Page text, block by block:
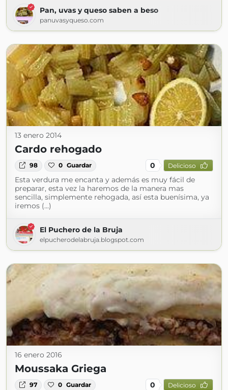
Pan, uvas y queso saben a beso
panuvasyqueso.com
13 enero 2014
Cardo rehogado
98 0 Guardar 0 Delicioso
Esta verdura me encanta y además es muy fácil de
preparar, esta vez la haremos de la manera mas
sencilla, simplemente rehogada, así esta buenísima, ya
iremos (...)
El Puchero de la Bruja
elpucherodelabruja.blogspot.com
16 enero 2016
Moussaka Griega
97 0 Guardar 0 Delicioso